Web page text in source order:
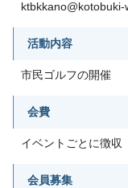
ktbkkano@kotobuki-
活動内容
市民ゴルフの開催
会費
イベントごとに徴収
会員募集